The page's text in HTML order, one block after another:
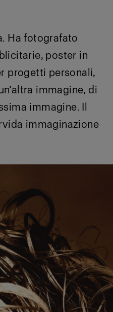
Ha fotografato
poster in
progetti personali,
immagine, di
immagine. Il
immaginazione